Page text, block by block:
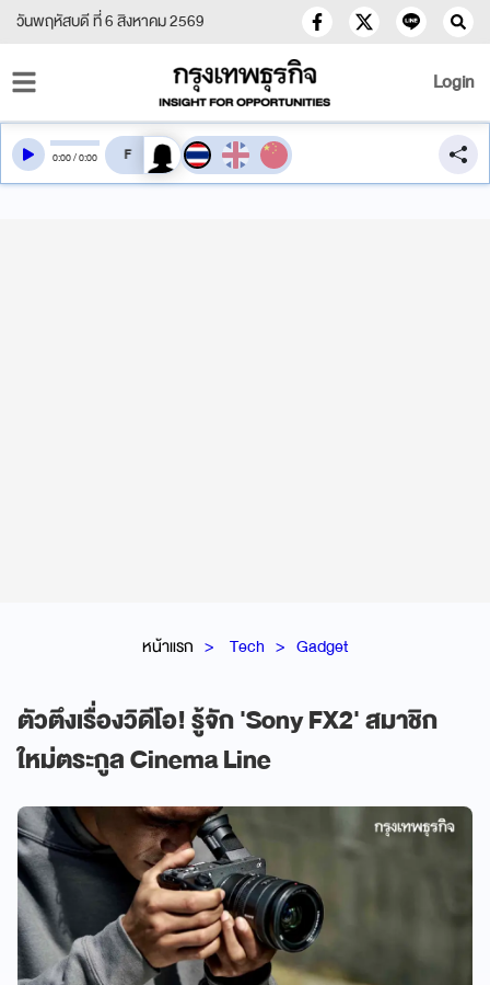
วันพฤหัสบดี ที่ 6 สิงหาคม 2569
Login
หน้าแรก Tech Gadget
ตัวตึงเรื่องวิดีโอ! รู้จัก 'Sony FX2' สมาชิก
ใหม่ตระกูล Cinema Line
0:00/0:00 สลับเสียงอ่าน